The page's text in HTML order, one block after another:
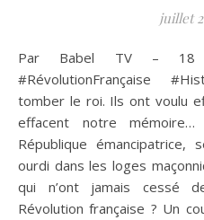
juillet
Par Babel TV – 18 juil. 2025 #République
#RévolutionFrançaise
tomber le roi. Ils ont voulu
effacent notre
République émancipatrice,
ourdi dans les loges
qui n’ont jamais cessé
Révolution française ? Un